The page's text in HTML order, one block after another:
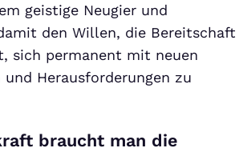
geistige Neugier und
den Willen, die Bereitschaft
sich permanent mit neuen
und Herausforderungen zu
braucht man die